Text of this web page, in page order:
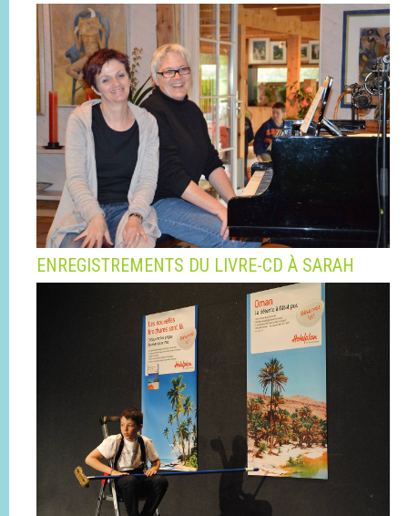
ENREGISTREMENTS DU LIVRE-CD À SARAH